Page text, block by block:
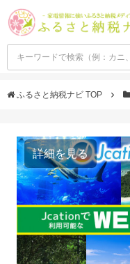
ふるさと納税ナビ TOP
詳細を見る